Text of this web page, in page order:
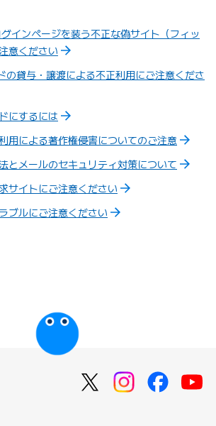
インページを装う不正な偽サイト（フィッ
意ください
の貸与・譲渡による不正利用にご注意くださ
にするには
用による著作権侵害についてのご注意
とメールのセキュリティ対策について
サイトにご注意ください
ブルにご注意ください
で開きます）
びっぷるのページ